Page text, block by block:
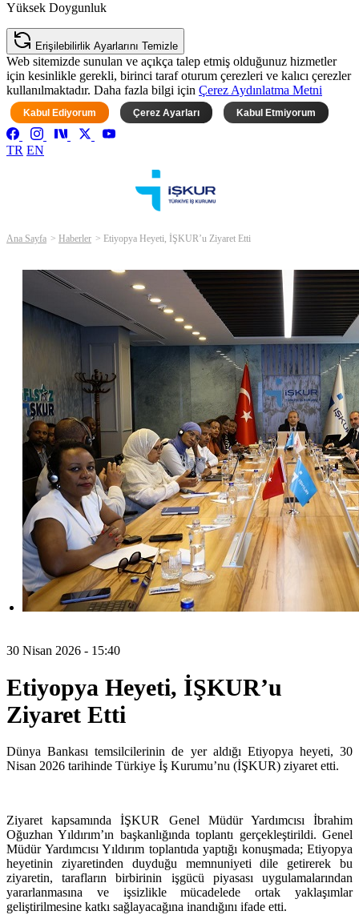
Yüksek Doygunluk
Erişilebilirlik Ayarlarını Temizle
Web sitemizde sunulan ve açıkça talep etmiş olduğunuz hizmetler
için kesinlikle gerekli, birinci taraf oturum çerezleri ve kalıcı çerezler
kullanılmaktadır. Daha fazla bilgi için Çerez Aydınlatma Metni
Kabul Ediyorum Çerez Ayarları Kabul Etmiyorum
TR EN
Ana Sayfa Haberler Etiyopya Heyeti, İŞKUR’u Ziyaret Etti
30 Nisan 2026 - 15:40
Etiyopya Heyeti, İŞKUR’u
Ziyaret Etti
Dünya Bankası temsilcilerinin de yer aldığı Etiyopya heyeti, 30
Nisan 2026 tarihinde Türkiye İş Kurumu’nu (İŞKUR) ziyaret etti.
Ziyaret kapsamında İŞKUR Genel Müdür Yardımcısı İbrahim
Oğuzhan Yıldırım’ın başkanlığında toplantı gerçekleştirildi. Genel
Müdür Yardımcısı Yıldırım toplantıda yaptığı konuşmada; Etiyopya
heyetinin ziyaretinden duyduğu memnuniyeti dile getirerek bu
ziyaretin, tarafların birbirinin işgücü piyasası uygulamalarından
yararlanmasına ve işsizlikle mücadelede ortak yaklaşımlar
geliştirilmesine katkı sağlayacağına inandığını ifade etti.